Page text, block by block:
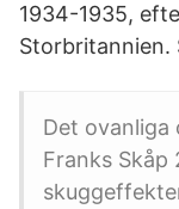
1934-1935,
Storbritannien.
Det ovanliga
Franks Skåp